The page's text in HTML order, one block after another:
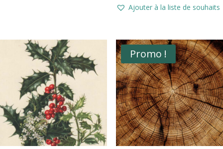
initial
6,00 €.
actuel
3,00 €.
Ajouter à la liste de souhaits
Promo !